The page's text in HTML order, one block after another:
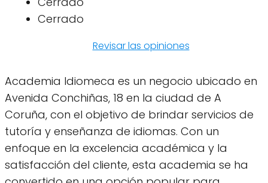
Cerrado
Revisar las opiniones
Academia Idiomeca es un negocio ubicado en
Avenida Conchiñas, 18 en la ciudad de A
Coruña, con el objetivo de brindar servicios de
tutoría y enseñanza de idiomas. Con un
enfoque en la excelencia académica y la
satisfacción del cliente, esta academia se ha